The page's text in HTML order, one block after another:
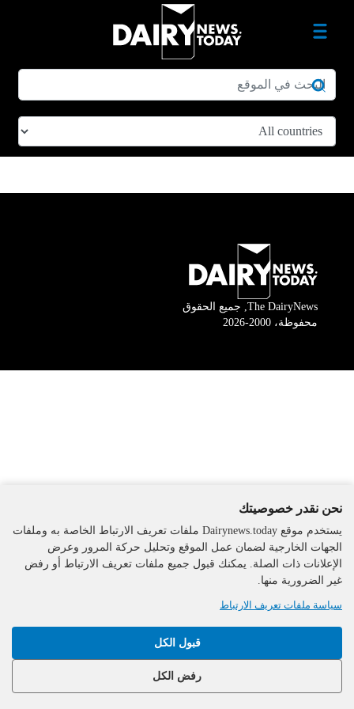
The DairyNews, جميع الحقوق
محفوظة، 2000-2026
نحن نقدر خصوصيتك
يستخدم موقع Dairynews.today ملفات تعريف الارتباط الخاصة به وملفات
الجهات الخارجية لضمان عمل الموقع وتحليل حركة المرور وعرض
الإعلانات ذات الصلة. يمكنك قبول جميع ملفات تعريف الارتباط أو رفض
غير الضرورية منها.
سياسة ملفات تعريف الارتباط
قبول الكل
رفض الكل